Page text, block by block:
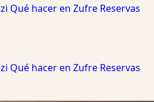
Qué hacer en Zufre Reservas
Qué hacer en Zufre Reservas